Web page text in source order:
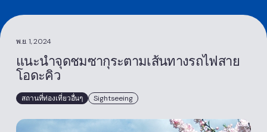
พ.ย. 1, 2024
แนะนำจุดชมซากุระตามเส้นทางรถไฟสาย
โอดะคิว
สถานที่ท่องเที่ยวอื่นๆ Sightseeing